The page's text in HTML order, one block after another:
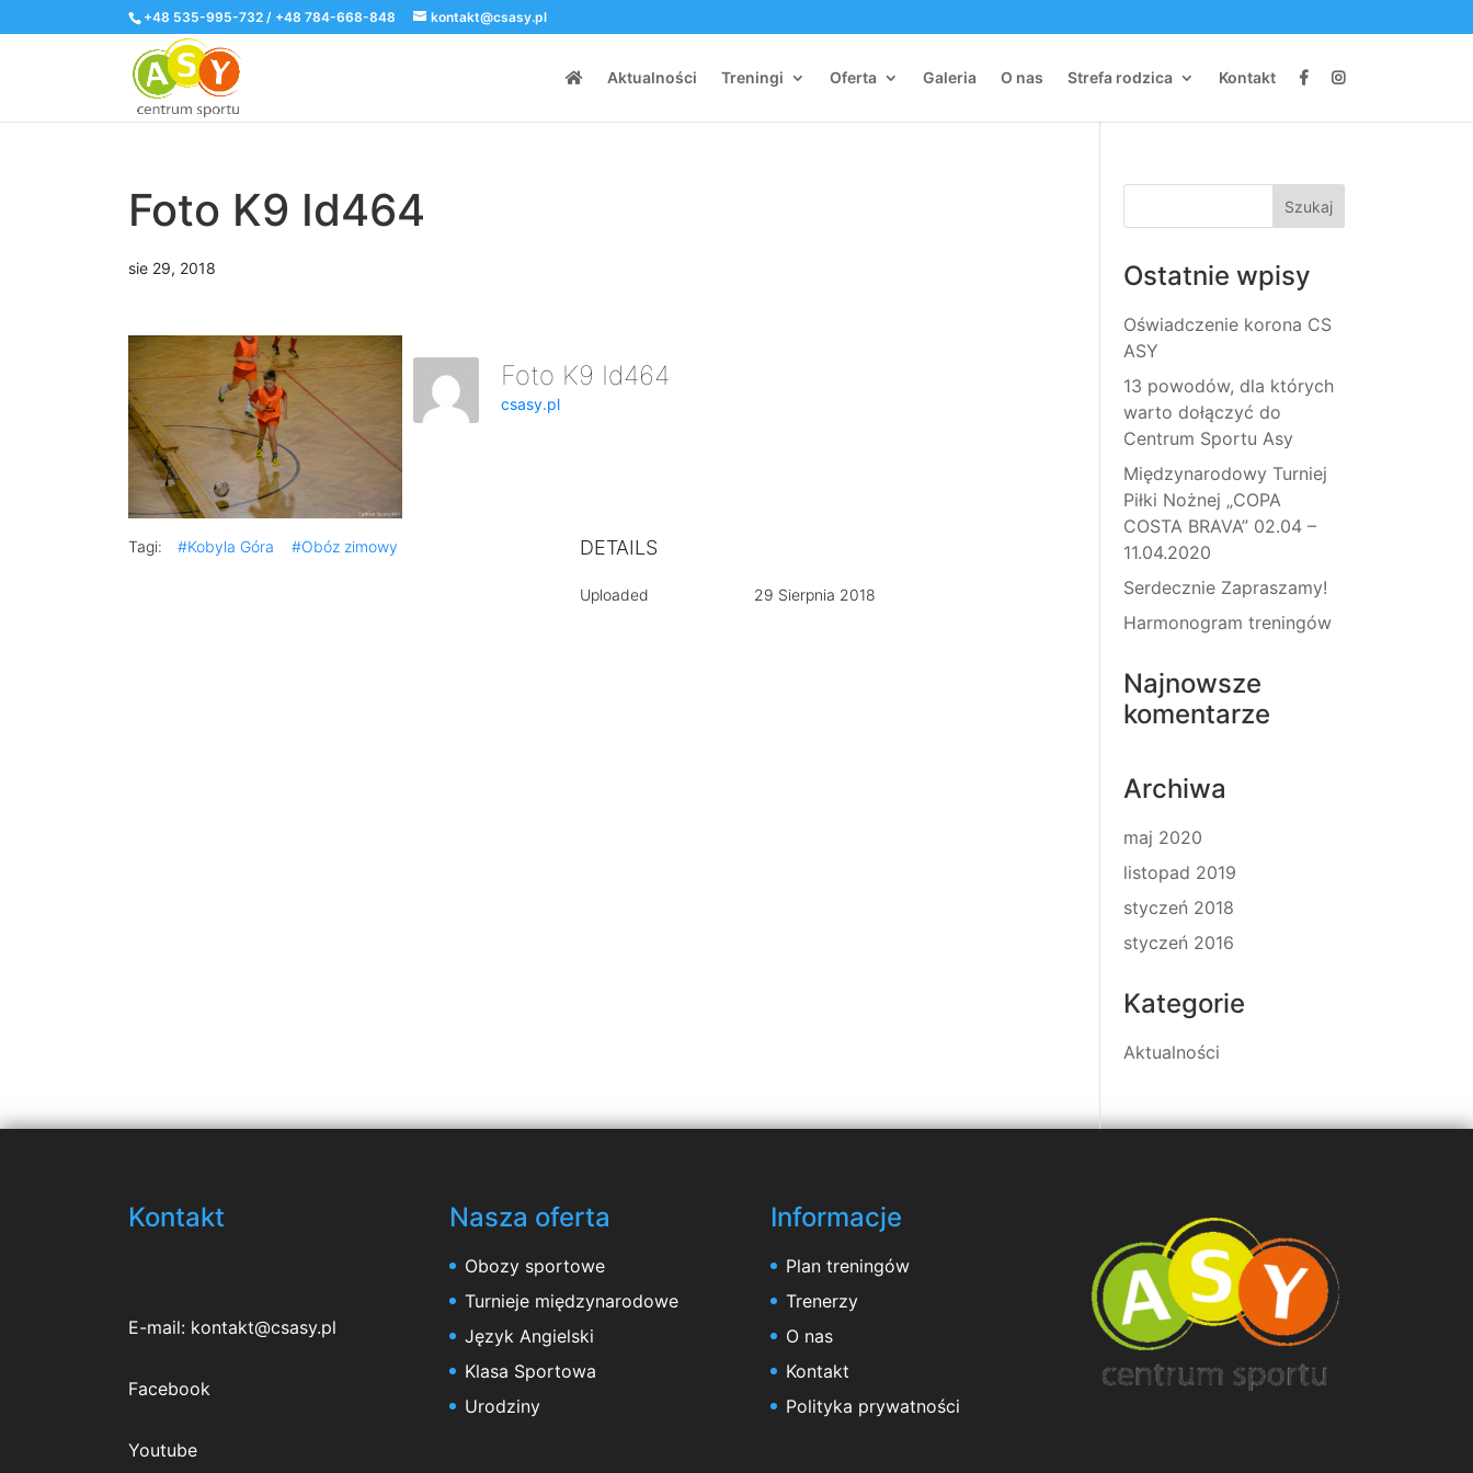
+48 535-995-732 / +48 784-668-848 kontakt@csasy.pl
Aktualności Treningi Oferta Galeria O nas Strefa rodzica Kontakt
Foto K9 Id464
sie 29, 2018
Foto K9 Id464
csasy.pl
Tagi: #Kobyla Góra #Obóz zimowy DETAILS
Uploaded 29 Sierpnia 2018
Ostatnie wpisy
Oświadczenie korona CS
ASY
13 powodów, dla których
warto dołączyć do
Centrum Sportu Asy
Międzynarodowy Turniej
Piłki Nożnej „COPA
COSTA BRAVA” 02.04 –
11.04.2020
Serdecznie Zapraszamy!
Harmonogram treningów
Najnowsze
komentarze
Archiwa
maj 2020
listopad 2019
styczeń 2018
styczeń 2016
Kategorie
Aktualności
Kontakt
E-mail: kontakt@csasy.pl
Facebook
Youtube
Nasza oferta
Obozy sportowe
Turnieje międzynarodowe
Język Angielski
Klasa Sportowa
Urodziny
Informacje
Plan treningów
Trenerzy
O nas
Kontakt
Polityka prywatności